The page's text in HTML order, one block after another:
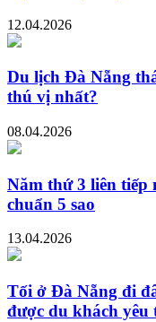
12.04.2026
Du lịch Đà Nẵng
thú vị nhất?
08.04.2026
Năm thứ 3 liên tiếp
chuẩn 5 sao
13.04.2026
Tối ở Đà Nẵng đi
được du khách yêu